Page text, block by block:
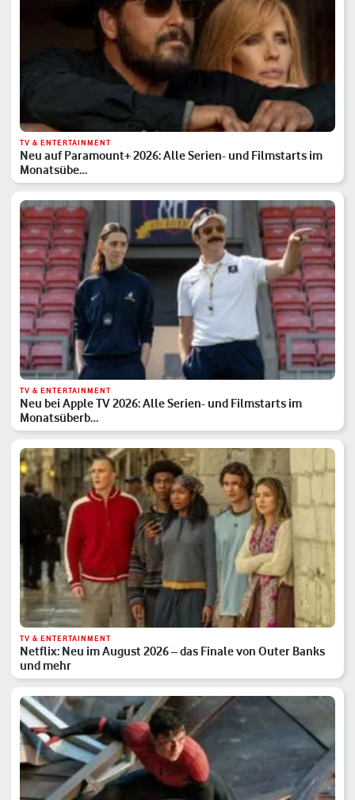
TV & ENTERTAINMENT
Neu auf Paramount+ 2026: Alle Serien- und Filmstarts im
Monatsübe…
TV & ENTERTAINMENT
Neu bei Apple TV 2026: Alle Serien- und Filmstarts im
Monatsüberb…
TV & ENTERTAINMENT
Netflix: Neu im August 2026 – das Finale von Outer Banks
und mehr